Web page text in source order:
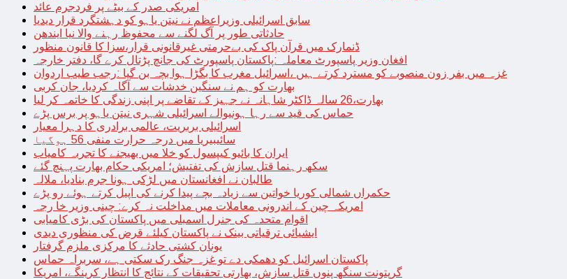
امریکی صدر کے بیٹے پر فردجرم عائد
سابق اسرائیلی وزیراعظم نے نیتن یاہو کو دہشتگرد قرار دیدیا
حادثاتی طور پر آگ لگنے سے محفوظ رہنے والا نیا ایندھن
ڈنمارک میں قرآن پاک کی بےحرمتی غیرقانونی قرار،سزا کا قانون منظور
افغان وزیر پاسپورٹ معاملہ :پاکستان پاسپورٹ کی جانچ پڑتال کرے گا، دفتر خارجہ
غزہ میں بفر زون منصوبے کو مسترد کرتے ہیں ،اسرائیل مغرب کا بگڑا ہوا بچہ بن گیا :رجب طیب اردوان
بھارت کو ہم نے سنگین خدشات سے آگاہ کردیا، جان کربی
بھارت،26 سالہ ڈاکٹر شاہانہ نے جہیز کے تقاضے پر اپنی زندگی کا خاتمہ کر لیا
حماس کی قید سے رہا ہونیوالے اسرائیلی شہری نیتن یاہو پر برس پڑے
اسرائیلی بربریت، عالمی برادری کا دہرا معیار
سائیبیریا میں درجہ حرارت منفی 56 ہوگیا
ایران کا بائیو کیپسول کو خلا میں بھیجنے کا تجربہ کامیاب
سکھ رہنما قتل سازش کی تفتیش؛ امریکی حکام بھارت پہنچ گئے
طالبان نے افغانستان میں لڑکی ہونا جرم بنادیا، ملالہ
حکمراں شمالی کوریا خواتین سے زیادہ بچے پیدا کرنے کی اپیل کرتے ہوئے رو پڑے
امریکہ چین کے اندرونی معاملات میں مداخلت نہ کرے: چینی وزیر خا رجہ
اقوام متحدہ کی جنرل اسمبلی میں پاکستان کی بڑی کامیابی
ایشیائی ترقیاتی بینک نے پاکستان کیلئے قرض کی منظوری دیدی
یونان کشتی حادثے کا مرکزی ملزم گرفتار
پاکستان اسرائیل کو دھمکی دے تو غزہ جنگ رک سکتی ہے، سربراہ حماس
گرپتونت سنگھ پنوں قتل سازش، بھارتی تحقیقات کے نتائج کا انتظار کرینگے، امریکا